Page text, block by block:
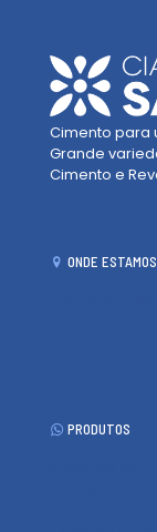
Cimento para
Grande
Cimento e
ONDE ESTAMOS
PRODUTOS